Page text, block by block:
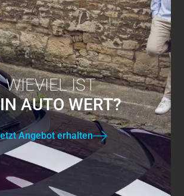
WIEVIEL IST
AUTO WERT?
Angebot erhalten